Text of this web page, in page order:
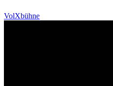
VolXbühne